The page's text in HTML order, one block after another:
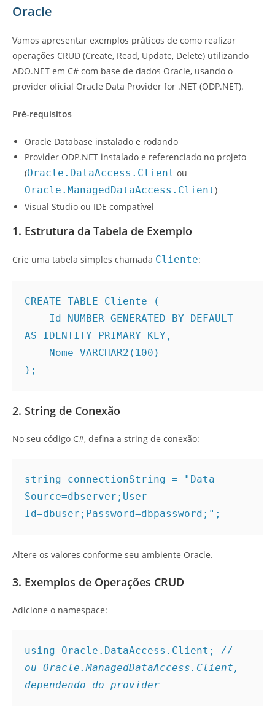
Oracle
Vamos apresentar exemplos práticos de como realizar
operações CRUD (Create, Read, Update, Delete) utilizando
ADO.NET em C# com base de dados Oracle, usando o
provider oficial Oracle Data Provider for .NET (ODP.NET).
Pré-requisitos
Oracle Database instalado e rodando
Provider ODP.NET instalado e referenciado no projeto
(Oracle.DataAccess.Client ou
Oracle.ManagedDataAccess.Client)
Visual Studio ou IDE compatível
1. Estrutura da Tabela de Exemplo
Crie uma tabela simples chamada Cliente:
CREATE TABLE Cliente (
AS IDENTITY PRIMARY KEY,
    Nome VARCHAR2(100)
);
2. String de Conexão
No seu código C#, defina a string de conexão:
string connectionString = "Data
Source=dbserver;User
Id=dbuser;Password=dbpassword;";
Altere os valores conforme seu ambiente Oracle.
3. Exemplos de Operações CRUD
Adicione o namespace:
using Oracle.DataAccess.Client; //
ou Oracle.ManagedDataAccess.Client,
dependendo do provider